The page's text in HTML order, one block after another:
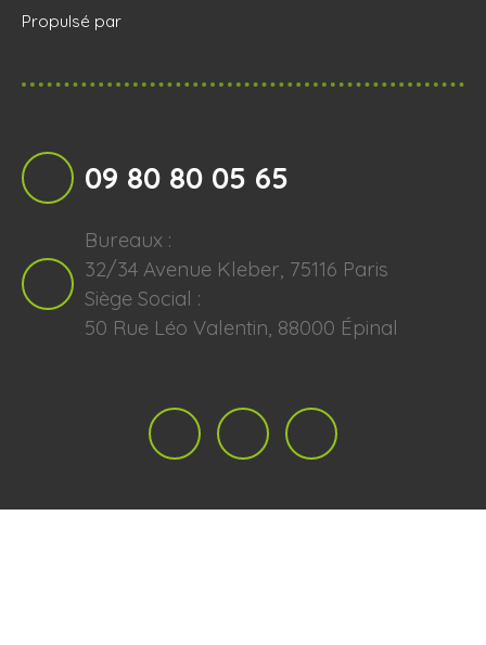
Propulsé par
09 80 80 05 65
Bureaux :
32/34 Avenue Kleber, 75116 Paris
Siège Social :
50 Rue Léo Valentin, 88000 Épinal